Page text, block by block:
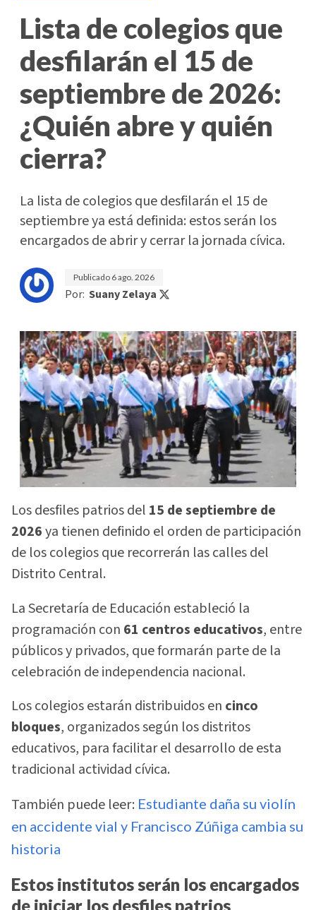
Lista de colegios que
desfilarán el 15 de
septiembre de 2026:
¿Quién abre y quién
cierra?
La lista de colegios que desfilarán el 15 de
septiembre ya está definida: estos serán los
encargados de abrir y cerrar la jornada cívica.
Publicado 6 ago. 2026
Por: Suany Zelaya
Los desfiles patrios del 15 de septiembre de
2026ya tienen definido el orden de participación
de los colegios que recorrerán las calles del
Distrito Central.
La Secretaría de Educación estableció la
programación con 61 centros educativos, entre
públicos y privados, que formarán parte de la
celebración de independencia nacional.
Los colegios estarán distribuidos en cinco
bloques, organizados según los distritos
educativos, para facilitar el desarrollo de esta
tradicional actividad cívica.
También puede leer: Estudiante daña su violín
en accidente vial y Francisco Zúñiga cambia su
historia
Estos institutos serán los encargados
de iniciar los desfiles patrios